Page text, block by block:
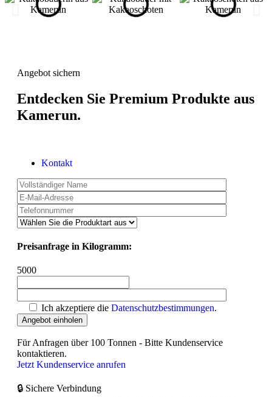
Angebot sichern
Entdecken Sie Premium Produkte aus
Kamerun.
Kontakt
Preisanfrage in Kilogramm:
5000
Ich akzeptiere die Datenschutzbestimmungen.
Für Anfragen über 100 Tonnen - Bitte Kundenservice
kontaktieren.
Jetzt Kundenservice anrufen
🔒 Sichere Verbindung